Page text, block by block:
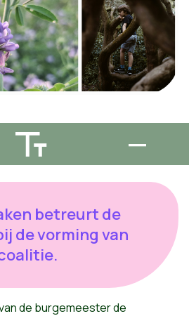
betreurt de
de vorming van
de burgemeester de